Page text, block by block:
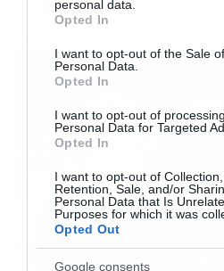
grant or deny consent to Google
use your data for below specified
consent section.
personal data.
Opted In
I want to opt-out of the Sale
Personal Data.
Opted In
I want to opt-out of
Personal Data for Targeted
Opted In
I want to opt-out of Collection,
Retention, Sale, and/or
Personal Data that Is
Purposes for which it was
Opted Out
Google consents
Το κείμενο είχε τίτλο
Παντελή Παντελίδη” και
μία… ανάλυση στο
ψηλά για σένα».
Αυτό ήταν το απόσπασμα
κείμενομπορείτε να το